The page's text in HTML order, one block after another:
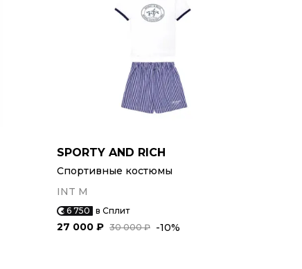
SPORTY AND RICH
Спортивные костюмы
INT M
6 750 в Сплит
30 000 ₽
27 000 ₽ -10%